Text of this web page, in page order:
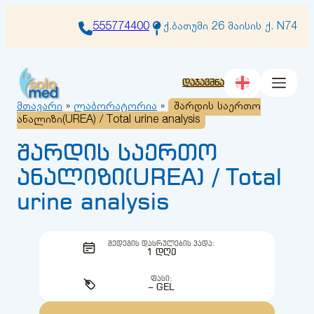
555774400 ქ.ბათუმი 26 მაისის ქ. N74
დაჯავშნა
მთავარი » ლაბორატორია »
შარდის საერთო
ანალიზი(UREA) / Total urine analysis
შარდის საერთო
ანალიზი(UREA) / Total
urine analysis
ᲨᲔᲓᲔᲒᲘᲡ ᲓᲐᲡᲠᲣᲚᲔᲑᲘᲡ ᲕᲐᲓᲐ:
1 ᲓᲦᲔ
ᲤᲐᲡᲘ:
– GEL